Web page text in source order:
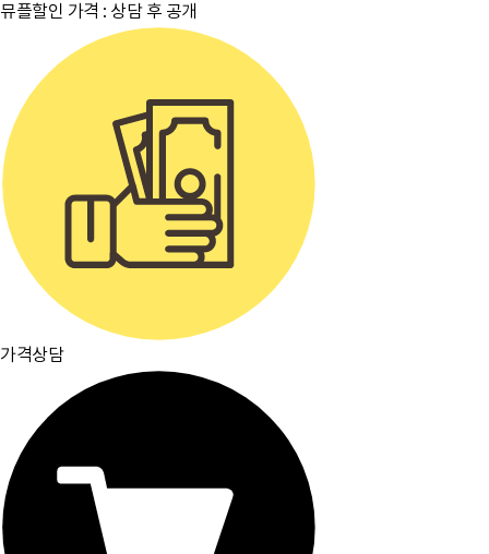
뮤플할인 가격 : 상담 후 공개
가격상담